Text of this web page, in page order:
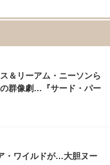
＆リーアム・ニーソンら
群像劇…『サード・パー
・ワイルドが…大胆ヌー